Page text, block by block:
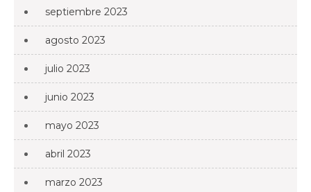
septiembre 2023
agosto 2023
julio 2023
junio 2023
mayo 2023
abril 2023
marzo 2023